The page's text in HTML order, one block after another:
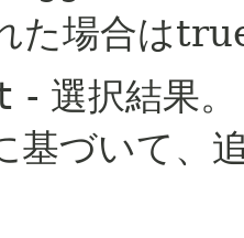
た場合は
- 選択結果。
基づいて、